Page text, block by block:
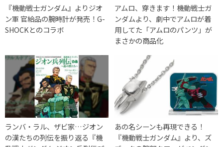
『機動戦士ガンダム』よりジオ
ン軍 官給品の腕時計が発売！G-
SHOCKとのコラボ
アムロ、穿きます！機動戦士ガ
ンダムより、劇中でアムロが着
用してた「アムロのパンツ」が
まさかの商品化
ランバ・ラル、ザビ家…ジオン
の漢たちの列伝を振り返る『機
あの名シーンも再現できる！
『機動戦士ガンダム』より、ズ